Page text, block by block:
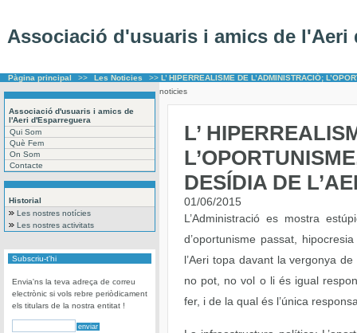
Associació d'usuaris i amics de l'Aeri
Pàgina principal >> Les Noticies >> L’ HIPERREALISME DE L’ADMINISTRACIÓ;
Associació d'usuaris i amics de
l'Aeri d'Esparreguera
Qui Som
Què Fem
On Som
Contacte
Historial
Les nostres notícies
Les nostres activitats
Subscriu-t'hi
Envia'ns la teva adreça de correu
electrònic si vols rebre periòdicament
els titulars de la nostra entitat !
noticies
L’
DESÍDIA DE
01/06/2015
L’Administració es mostra
d’oportunisme passat,
l’Aeri topa davant la vergonya
no pot, no vol o li és igual
fer, i de la qual és l’única